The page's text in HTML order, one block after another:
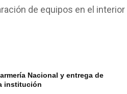
de equipos en el
Nacional y entrega de
institución